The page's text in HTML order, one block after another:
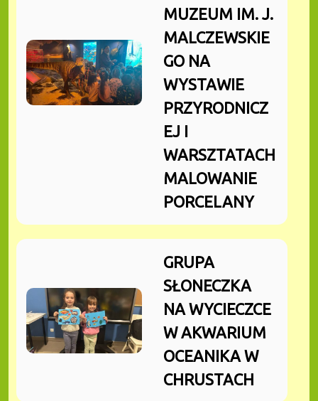
MUZEUM IM. J.
MALCZEWSKIE
GO NA
WYSTAWIE
PRZYRODNICZ
EJ I
WARSZTATACH
MALOWANIE
PORCELANY
GRUPA
SŁONECZKA
NA WYCIECZCE
W AKWARIUM
OCEANIKA W
CHRUSTACH